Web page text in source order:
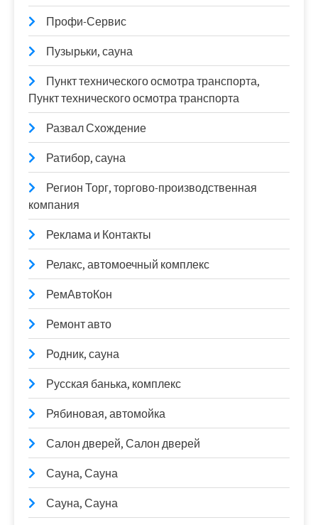
Профи-Сервис
Пузырьки, сауна
Пункт технического осмотра транспорта,
Пункт технического осмотра транспорта
Развал Схождение
Ратибор, сауна
Регион Торг, торгово-производственная
компания
Реклама и Контакты
Релакс, автомоечный комплекс
РемАвтоКон
Ремонт авто
Родник, сауна
Русская банька, комплекс
Рябиновая, автомойка
Салон дверей, Салон дверей
Сауна, Сауна
Сауна, Сауна